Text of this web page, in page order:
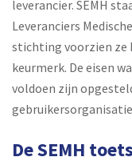
leverancier. SEMH
Leveranciers
stichting voorzien ze
keurmerk. De eisen
voldoen zijn
De SEMH